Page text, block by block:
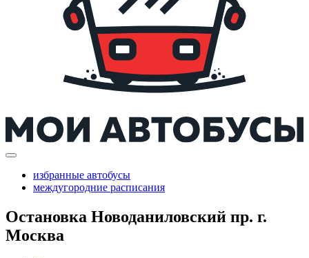
избранные автобусы
междугородние расписания
Остановка Новоданиловский пр. г.
Москва